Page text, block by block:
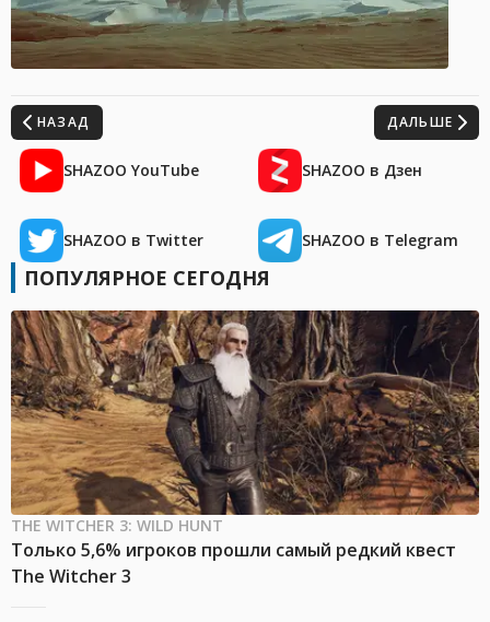
НАЗАД ДАЛЬШЕ
SHAZOO YouTube SHAZOO в Дзен
SHAZOO в Twitter SHAZOO в Telegram
ПОПУЛЯРНОЕ СЕГОДНЯ
THE WITCHER 3: WILD HUNT
Только 5,6% игроков прошли самый редкий квест
The Witcher 3